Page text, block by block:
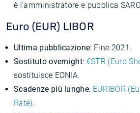
è l’amministratore e pubblica
Euro (EUR) LIBOR
Ultima pubblicazione: Fine 2021.
Sostituto overnight: €STR (Euro
sostituisce EONIA.
Scadenze più lunghe: EURIBOR
Rate).